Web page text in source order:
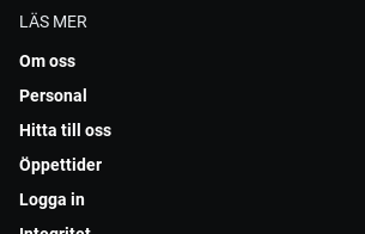
LÄS MER
Om oss
Personal
Hitta till oss
Öppettider
Logga in